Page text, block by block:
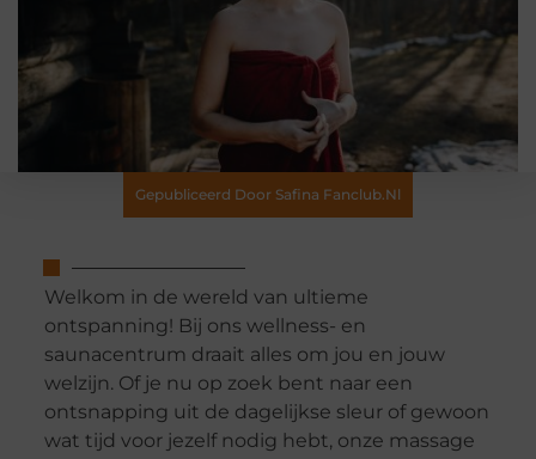
Gepubliceerd Door Safina Fanclub.nl
Welkom in de wereld van ultieme
ontspanning! Bij ons wellness- en
saunacentrum draait alles om jou en jouw
welzijn. Of je nu op zoek bent naar een
ontsnapping uit de dagelijkse sleur of gewoon
wat tijd voor jezelf nodig hebt, onze massage